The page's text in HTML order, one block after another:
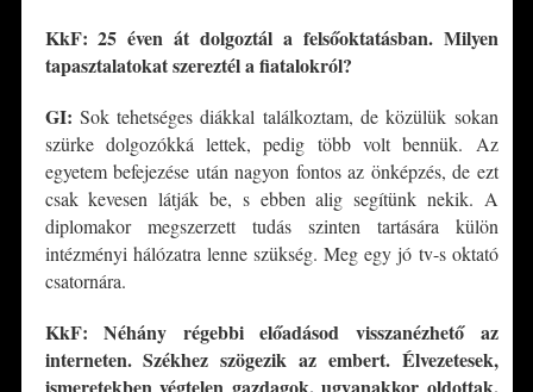
KkF: 25 éven át dolgoztál a felsőoktatásban. Milyen
tapasztalatokat szereztél a fiatalokról?
GI: Sok tehetséges diákkal találkoztam, de közülük sokan
szürke dolgozókká lettek, pedig több volt bennük. Az
egyetem befejezése után nagyon fontos az önképzés, de ezt
csak kevesen látják be, s ebben alig segítünk nekik. A
diplomakor megszerzett tudás szinten tartására külön
intézményi hálózatra lenne szükség. Meg egy jó tv-s oktató
csatornára.
KkF: Néhány régebbi előadásod
visszanézhető az
interneten. Székhez szögezik az embert. Élvezetesek,
ismeretekben végtelen gazdagok, ugyanakkor oldottak,